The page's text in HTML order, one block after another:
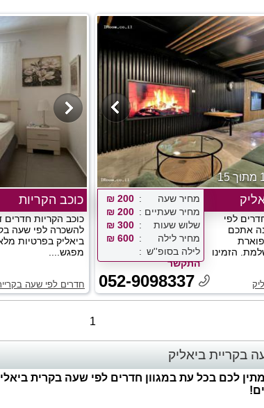
15
לפי
אתכם
הזמינו
מחיר שעה
200 ₪
מחיר שעתיים
200 ₪
שלוש שעות
300 ₪
מחיר לילה
600 ₪
לילה בסופ''ש
התקשר
052-9098337
כוכב הקריות
כוכב הקריות חדרים
להשכרה לפי שעה
ביאליק בפרטיות
מפגש....
חדרים לפי שעה
1
בקריית ביאליק
לכם בכל עת במגוון חדרים לפי שעה בקרית